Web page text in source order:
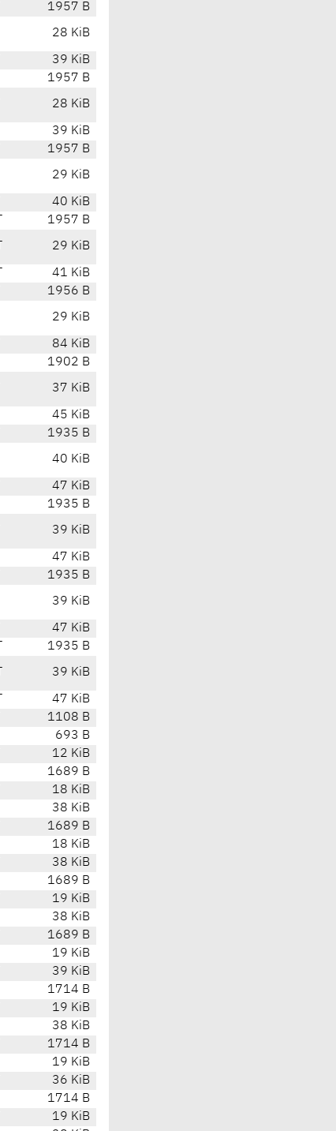
1957 B
28 KiB
39 KiB
1957 B
28 KiB
39 KiB
1957 B
29 KiB
40 KiB
1957 B
29 KiB
41 KiB
1956 B
29 KiB
84 KiB
1902 B
37 KiB
45 KiB
1935 B
40 KiB
47 KiB
1935 B
39 KiB
47 KiB
1935 B
39 KiB
47 KiB
1935 B
39 KiB
47 KiB
1108 B
693 B
12 KiB
1689 B
18 KiB
38 KiB
1689 B
18 KiB
38 KiB
1689 B
19 KiB
38 KiB
1689 B
19 KiB
39 KiB
1714 B
19 KiB
38 KiB
1714 B
19 KiB
36 KiB
1714 B
19 KiB